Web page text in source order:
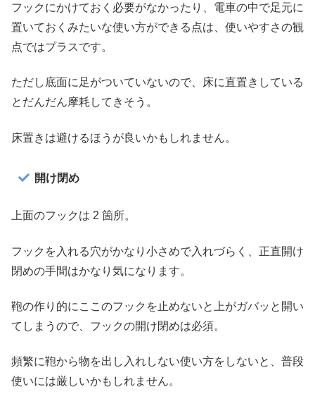
フックにかけておく必要がなかったり、電車の中で足元に
置いておくみたいな使い方ができる点は、使いやすさの観
点ではプラスです。
ただし底面に足がついていないので、床に直置きしている
とだんだん摩耗してきそう。
床置きは避けるほうが良いかもしれません。
開け閉め
上面のフックは 2 箇所。
フックを入れる穴がかなり小さめで入れづらく、正直開け
閉めの手間はかなり気になります。
鞄の作り的にここのフックを止めないと上がガバッと開い
てしまうので、フックの開け閉めは必須。
頻繁に鞄から物を出し入れしない使い方をしないと、普段
使いには厳しいかもしれません。